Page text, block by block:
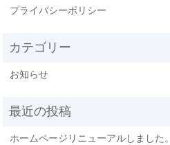
プライバシーポリシー
お知らせ
ホームページリニューアルしました。